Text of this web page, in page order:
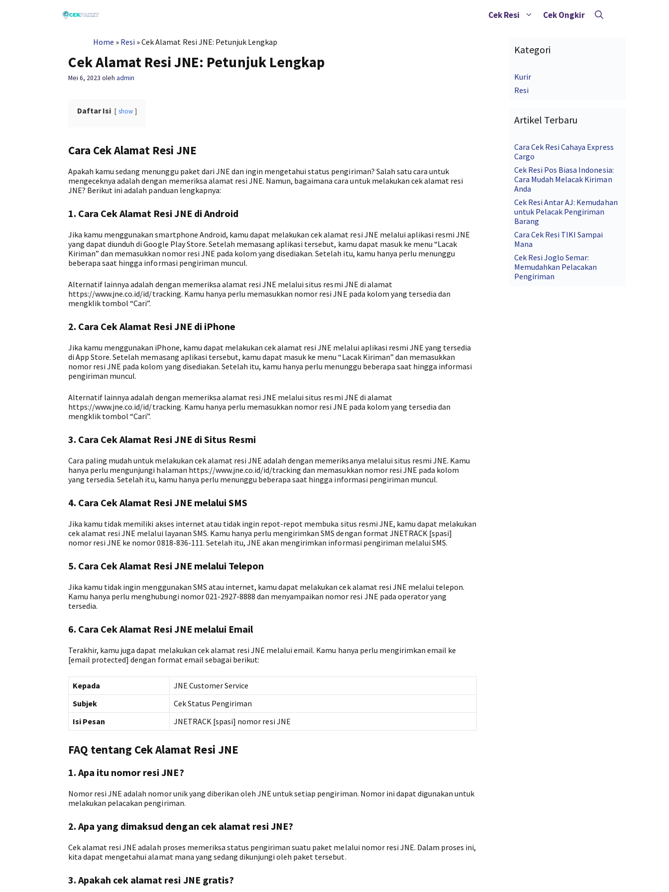
Cek Resi Cek Ongkir
Home » Resi »Cek Alamat Resi JNE: Petunjuk Lengkap
Cek Alamat Resi JNE: Petunjuk Lengkap
Mei 6, 2023 oleh admin
Daftar Isi show
Cara Cek Alamat Resi JNE
Apakah kamu sedang menunggu paket dari JNE dan ingin mengetahui status pengiriman? Salah satu cara untuk
mengeceknya adalah dengan memeriksa alamat resi JNE. Namun, bagaimana cara untuk melakukan cek alamat resi
JNE? Berikut ini adalah panduan lengkapnya:
1. Cara Cek Alamat Resi JNE di Android
Jika kamu menggunakan smartphone Android, kamu dapat melakukan cek alamat resi JNE melalui aplikasi resmi JNE
yang dapat diunduh di Google Play Store. Setelah memasang aplikasi tersebut, kamu dapat masuk ke menu “Lacak
Kiriman” dan memasukkan nomor resi JNE pada kolom yang disediakan. Setelah itu, kamu hanya perlu menunggu
beberapa saat hingga informasi pengiriman muncul.
Alternatif lainnya adalah dengan memeriksa alamat resi JNE melalui situs resmi JNE di alamat
https://www.jne.co.id/id/tracking. Kamu hanya perlu memasukkan nomor resi JNE pada kolom yang tersedia dan
mengklik tombol “Cari”.
2. Cara Cek Alamat Resi JNE di iPhone
Jika kamu menggunakan iPhone, kamu dapat melakukan cek alamat resi JNE melalui aplikasi resmi JNE yang tersedia
di App Store. Setelah memasang aplikasi tersebut, kamu dapat masuk ke menu “Lacak Kiriman” dan memasukkan
nomor resi JNE pada kolom yang disediakan. Setelah itu, kamu hanya perlu menunggu beberapa saat hingga informasi
pengiriman muncul.
Alternatif lainnya adalah dengan memeriksa alamat resi JNE melalui situs resmi JNE di alamat
https://www.jne.co.id/id/tracking. Kamu hanya perlu memasukkan nomor resi JNE pada kolom yang tersedia dan
mengklik tombol “Cari”.
3. Cara Cek Alamat Resi JNE di Situs Resmi
Cara paling mudah untuk melakukan cek alamat resi JNE adalah dengan memeriksanya melalui situs resmi JNE. Kamu
hanya perlu mengunjungi halaman https://www.jne.co.id/id/tracking dan memasukkan nomor resi JNE pada kolom
yang tersedia. Setelah itu, kamu hanya perlu menunggu beberapa saat hingga informasi pengiriman muncul.
4. Cara Cek Alamat Resi JNE melalui SMS
Jika kamu tidak memiliki akses internet atau tidak ingin repot-repot membuka situs resmi JNE, kamu dapat melakukan
cek alamat resi JNE melalui layanan SMS. Kamu hanya perlu mengirimkan SMS dengan format JNETRACK [spasi]
nomor resi JNE ke nomor 0818-836-111. Setelah itu, JNE akan mengirimkan informasi pengiriman melalui SMS.
5. Cara Cek Alamat Resi JNE melalui Telepon
Jika kamu tidak ingin menggunakan SMS atau internet, kamu dapat melakukan cek alamat resi JNE melalui telepon.
Kamu hanya perlu menghubungi nomor 021-2927-8888 dan menyampaikan nomor resi JNE pada operator yang
tersedia.
6. Cara Cek Alamat Resi JNE melalui Email
Terakhir, kamu juga dapat melakukan cek alamat resi JNE melalui email. Kamu hanya perlu mengirimkan email ke
[email protected] dengan format email sebagai berikut:
Kepada
JNE Customer Service
Subjek
Cek Status Pengiriman
Isi Pesan
JNETRACK [spasi] nomor resi JNE
FAQ tentang Cek Alamat Resi JNE
1. Apa itu nomor resi JNE?
Nomor resi JNE adalah nomor unik yang diberikan oleh JNE untuk setiap pengiriman. Nomor ini dapat digunakan untuk
melakukan pelacakan pengiriman.
2. Apa yang dimaksud dengan cek alamat resi JNE?
Cek alamat resi JNE adalah proses memeriksa status pengiriman suatu paket melalui nomor resi JNE. Dalam proses ini,
kita dapat mengetahui alamat mana yang sedang dikunjungi oleh paket tersebut.
3. Apakah cek alamat resi JNE gratis?
Kategori
Kurir
Resi
Artikel Terbaru
Cara Cek Resi Cahaya Express
Cargo
Cek Resi Pos Biasa Indonesia:
Cara Mudah Melacak Kiriman
Anda
Cek Resi Antar AJ: Kemudahan
untuk Pelacak Pengiriman
Barang
Cara Cek Resi TIKI Sampai
Mana
Cek Resi Joglo Semar:
Memudahkan Pelacakan
Pengiriman